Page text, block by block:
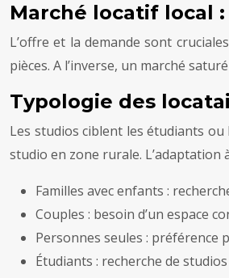
Marché locatif local
L’offre et la demande sont
pièces. A l’inverse, un marché
Typologie des
Les studios ciblent les étudiants
studio en zone rurale.
Familles avec enfants :
Couples : besoin d’un espace
Personnes seules : préférence
Étudiants : recherche de